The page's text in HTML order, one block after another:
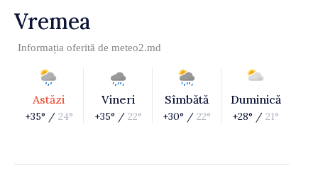
Vremea
Informația oferită de meteo2.md
Astăzi
+35° / 24°
Vineri
+35° / 22°
Sîmbătă
+30° / 22°
Duminică
+28° / 21°